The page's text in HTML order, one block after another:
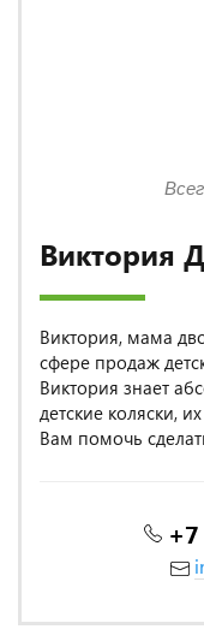
Виктория
Виктория, мама
сфере продаж
Виктория знает
детские коляски,
Вам помочь